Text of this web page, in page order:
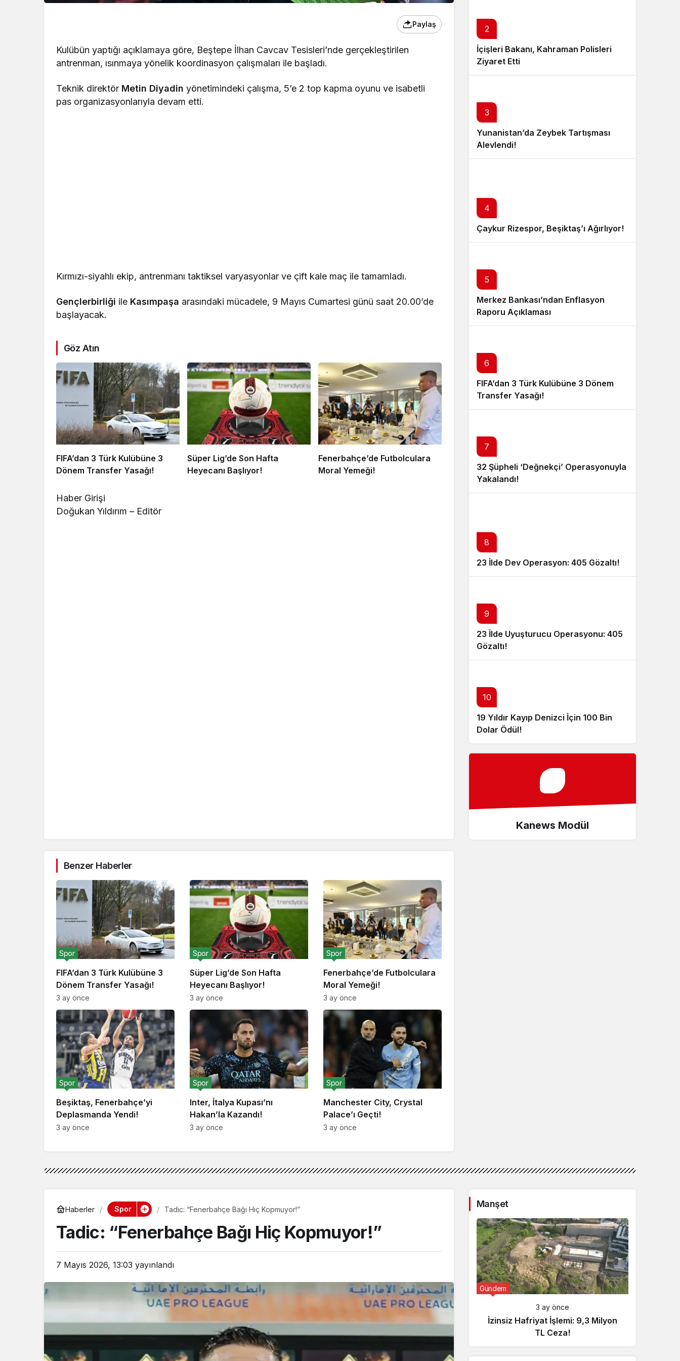
Paylaş
Kulübün yaptığı açıklamaya göre, Beştepe İlhan Cavcav Tesisleri’nde gerçekleştirilen
antrenman, ısınmaya yönelik koordinasyon çalışmaları ile başladı.
Teknik direktör Metin Diyadin yönetimindeki çalışma, 5’e 2 top kapma oyunu ve isabetli
pas organizasyonlarıyla devam etti.
Kırmızı-siyahlı ekip, antrenmanı taktiksel varyasyonlar ve çift kale maç ile tamamladı.
Gençlerbirliği ile Kasımpaşa arasındaki mücadele, 9 Mayıs Cumartesi günü saat 20.00’de
başlayacak.
Göz Atın
FIFA’dan 3 Türk Kulübüne 3
Dönem Transfer Yasağı!
Süper Lig’de Son Hafta
Heyecanı Başlıyor!
Fenerbahçe’de Futbolculara
Moral Yemeği!
Haber Girişi
Doğukan Yıldırım – Editör
Benzer Haberler
FIFA’dan 3 Türk Kulübüne 3
Dönem Transfer Yasağı!
Spor
3 ay önce
Süper Lig’de Son Hafta
Heyecanı Başlıyor!
Spor
3 ay önce
Fenerbahçe’de Futbolculara
Moral Yemeği!
Spor
3 ay önce
Beşiktaş, Fenerbahçe’yi
Deplasmanda Yendi!
Spor
3 ay önce
Inter, İtalya Kupası’nı
Hakan’la Kazandı!
Spor
3 ay önce
Manchester City, Crystal
Palace’ı Geçti!
Spor
3 ay önce
2
İçişleri Bakanı, Kahraman Polisleri
Ziyaret Etti
3
Yunanistan’da Zeybek Tartışması
Alevlendi!
4
Çaykur Rizespor, Beşiktaş’ı Ağırlıyor!
5
Merkez Bankası’ndan Enflasyon
Raporu Açıklaması
6
FIFA’dan 3 Türk Kulübüne 3 Dönem
Transfer Yasağı!
7
32 Şüpheli ‘Değnekçi’ Operasyonuyla
Yakalandı!
8
23 İlde Dev Operasyon: 405 Gözaltı!
9
23 İlde Uyuşturucu Operasyonu: 405
Gözaltı!
10
19 Yıldır Kayıp Denizci İçin 100 Bin
Dolar Ödül!
Kanews Modül
Haberler Spor Tadic: “Fenerbahçe Bağı Hiç Kopmuyor!”
Tadic: “Fenerbahçe Bağı Hiç Kopmuyor!”
7 Mayıs 2026, 13:03 yayınlandı
Manşet
Gündem
3 ay önce
İzinsiz Hafriyat İşlemi: 9,3 Milyon
TL Ceza!